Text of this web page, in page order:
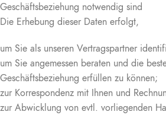
Geschäftsbeziehung notwendig sind
Die Erhebung dieser Daten erfolgt,
um Sie als unseren Vertragspartner
um Sie angemessen beraten und die
Geschäftsbeziehung erfüllen zu können;
zur Korrespondenz mit Ihnen und
zur Abwicklung von evtl. vorliegenden